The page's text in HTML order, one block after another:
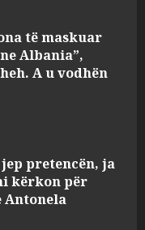
të maskuar
Albania”,
A u vodhën
pretencën, ja
kërkon për
Antonela